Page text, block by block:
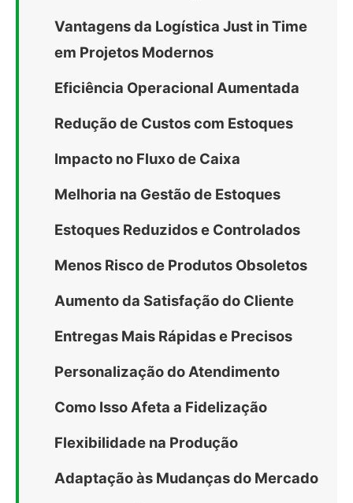
Vantagens da Logística Just in Time
em Projetos Modernos
Eficiência Operacional Aumentada
Redução de Custos com Estoques
Impacto no Fluxo de Caixa
Melhoria na Gestão de Estoques
Estoques Reduzidos e Controlados
Menos Risco de Produtos Obsoletos
Aumento da Satisfação do Cliente
Entregas Mais Rápidas e Precisos
Personalização do Atendimento
Como Isso Afeta a Fidelização
Flexibilidade na Produção
Adaptação às Mudanças do Mercado